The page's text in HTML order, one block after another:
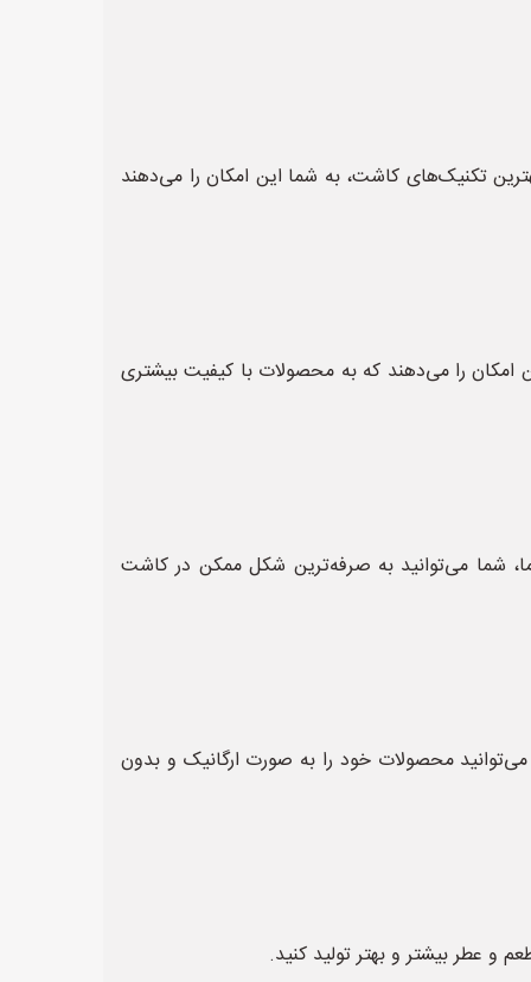
تکنیک‌های کاشت، به شما این امکان را می‌دهند
امکان را می‌دهند که به محصولات با کیفیت بیشتری
شما می‌توانید به صرفه‌ترین شکل ممکن در کاشت
می‌توانید محصولات خود را به صورت ارگانیک و بدون
و عطر بیشتر و بهتر تولید کنید.